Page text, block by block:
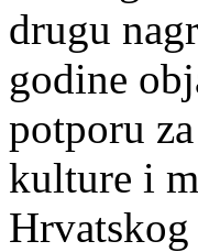
drugu
godine
potporu
kulture i
Hrvatskog